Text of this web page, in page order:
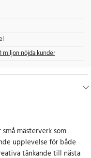
miljon nöjda kunder
mästerverk som
upplevelse för både
tänkande till nästa